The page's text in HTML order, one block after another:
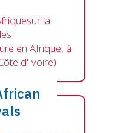
la
en Afrique, à
d'Ivoire)